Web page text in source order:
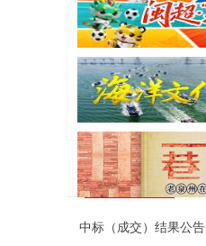
便民资讯
中标（成交）结果公告